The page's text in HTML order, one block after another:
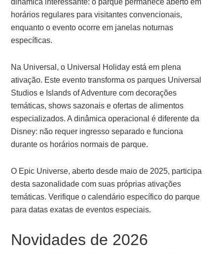
dinâmica interessante: o parque permanece aberto em
horários regulares para visitantes convencionais,
enquanto o evento ocorre em janelas noturnas
específicas.
Na Universal, o Universal Holiday está em plena
ativação. Este evento transforma os parques Universal
Studios e Islands of Adventure com decorações
temáticas, shows sazonais e ofertas de alimentos
especializados. A dinâmica operacional é diferente da
Disney: não requer ingresso separado e funciona
durante os horários normais de parque.
O Epic Universe, aberto desde maio de 2025, participa
desta sazonalidade com suas próprias ativações
temáticas. Verifique o calendário específico do parque
para datas exatas de eventos especiais.
Novidades de 2026